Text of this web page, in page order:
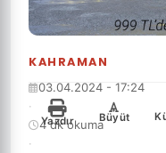
KAHRAMAN
03.04.2024 - 17:24
·
4 dk okuma
·
Yazdır
+
Büyüt